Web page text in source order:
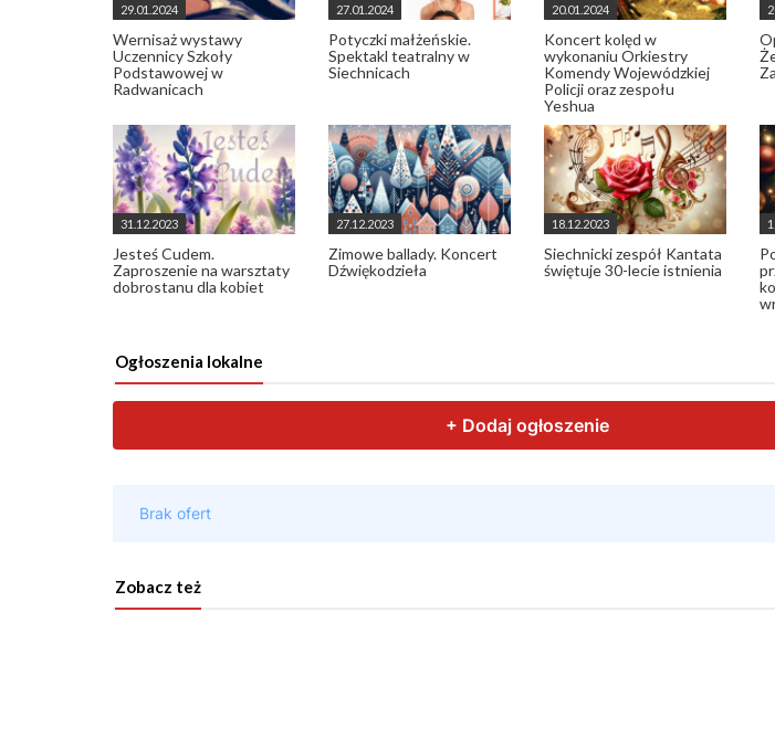
29.01.2024
Wernisaż wystawy
Uczennicy Szkoły
Podstawowej w
Radwanicach
27.01.2024
Potyczki małżeńskie.
Spektakl teatralny w
Siechnicach
20.01.2024
Koncert kolęd w
wykonaniu Orkiestry
Komendy Wojewódzkiej
Policji oraz zespołu
Yeshua
31.12.2023
Jesteś Cudem.
Zaproszenie na warsztaty
dobrostanu dla kobiet
27.12.2023
Zimowe ballady. Koncert
Dźwiękodzieła
18.12.2023
Siechnicki zespół Kantata
świętuje 30-lecie istnienia
Ogłoszenia lokalne
Zobacz też